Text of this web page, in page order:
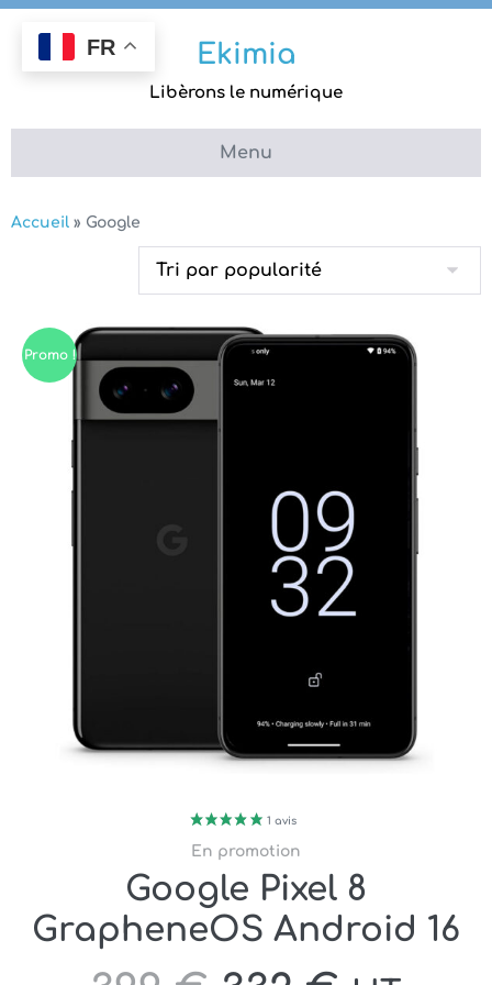
Aller
contenu
Ekimia
Libèrons le numérique
Menu
Accueil » Google
Promo !
En promotion
Google Pixel 8
GrapheneOS Android 16
FR